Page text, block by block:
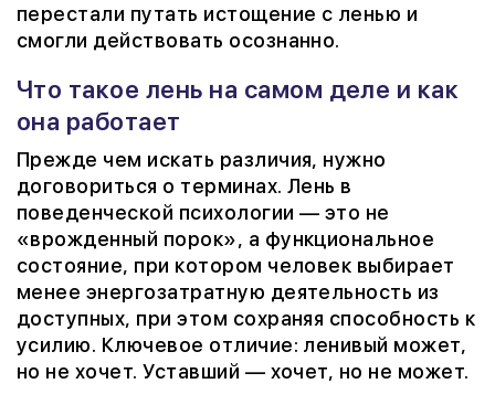
перестали путать истощение с ленью и
смогли действовать осознанно.
Что такое лень на самом деле и как
она работает
Прежде чем искать различия, нужно
договориться о терминах. Лень в
поведенческой психологии — это не
«врожденный порок», а функциональное
состояние, при котором человек выбирает
менее энергозатратную деятельность из
доступных, при этом сохраняя способность к
усилию. Ключевое отличие: ленивый может,
но не хочет. Уставший — хочет, но не может.